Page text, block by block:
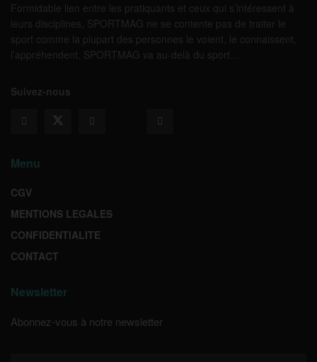
Formidable lien entre les pratiquants et ceux qui s’intéressent à
leurs disciplines, SPORTMAG ne se contente pas de traiter le
sport comme la plupart des personnes le voient, le connaissent,
l’appréhendent. SPORTMAG va au-delà du sport…
Suivez-nous
Menu
CGV
MENTIONS LEGALES
CONFIDENTIALITE
CONTACT
Newsletter
Abonnez-vous à notre newsletter